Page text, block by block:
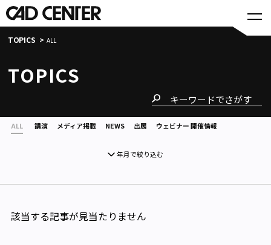
TOPICS ALL
TOPICS
ALL 講演 メディア掲載 NEWS 出展 ウェビナー 開催情報
年月で絞り込む
該当する記事が見当たりません